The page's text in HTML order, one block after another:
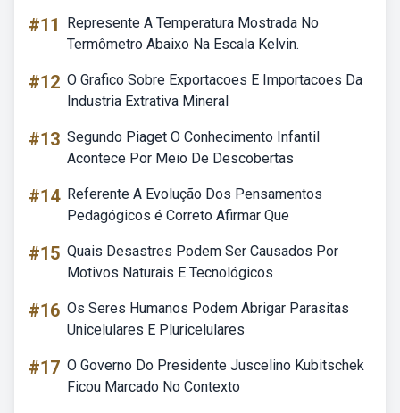
#11
Represente A Temperatura Mostrada No
Termômetro Abaixo Na Escala Kelvin.
#12 O Grafico Sobre Exportacoes E Importacoes Da
Industria Extrativa Mineral
#13 Segundo Piaget O Conhecimento Infantil
Acontece Por Meio De Descobertas
#14 Referente A Evolução Dos Pensamentos
Pedagógicos é Correto Afirmar Que
#15 Quais Desastres Podem Ser Causados Por
Motivos Naturais E Tecnológicos
#16 Os Seres Humanos Podem Abrigar Parasitas
Unicelulares E Pluricelulares
#17 O Governo Do Presidente Juscelino Kubitschek
Ficou Marcado No Contexto